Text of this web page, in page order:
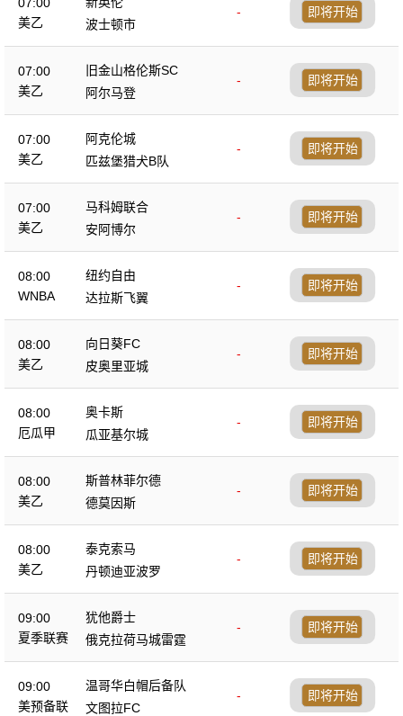
07:00
美乙
-
波士顿市
即将开始
07:00
美乙
旧金山格伦斯SC
-
阿尔马登
即将开始
07:00
美乙
阿克伦城
-
匹兹堡猎犬B队
即将开始
07:00
美乙
马科姆联合
-
安阿博尔
即将开始
08:00
WNBA
纽约自由
-
达拉斯飞翼
即将开始
08:00
美乙
向日葵FC
-
皮奥里亚城
即将开始
08:00
厄瓜甲
奥卡斯
-
瓜亚基尔城
即将开始
08:00
美乙
斯普林菲尔德
-
德莫因斯
即将开始
08:00
美乙
泰克索马
-
丹顿迪亚波罗
即将开始
09:00
夏季联赛
犹他爵士
-
俄克拉荷马城雷霆
即将开始
09:00
美预备联
温哥华白帽后备队
-
文图拉FC
即将开始